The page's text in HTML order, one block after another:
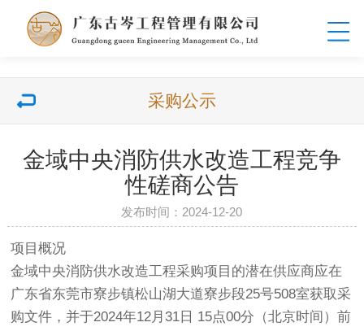
采购公示
金域中央消防供水改造工程竞争
性磋商公告
发布时间：2024-12-20
项目概况
金域中央消防供水改造工程采购项目的潜在供应商应在
广东省东莞市寮步镇松山湖大道寮步段25号508室获取采
购文件，并于2024年12月31日 15点00分（北京时间）前